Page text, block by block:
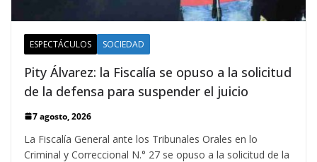
ESPECTÁCULOS SOCIEDAD
Pity Álvarez: la Fiscalía se opuso a la solicitud
de la defensa para suspender el juicio
7 agosto, 2026
La Fiscalía General ante los Tribunales Orales en lo
Criminal y Correccional N.° 27 se opuso a la solicitud de la